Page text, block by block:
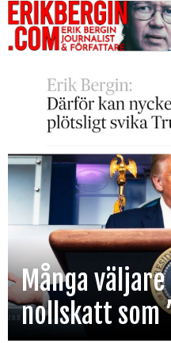
Många
nollskatt som